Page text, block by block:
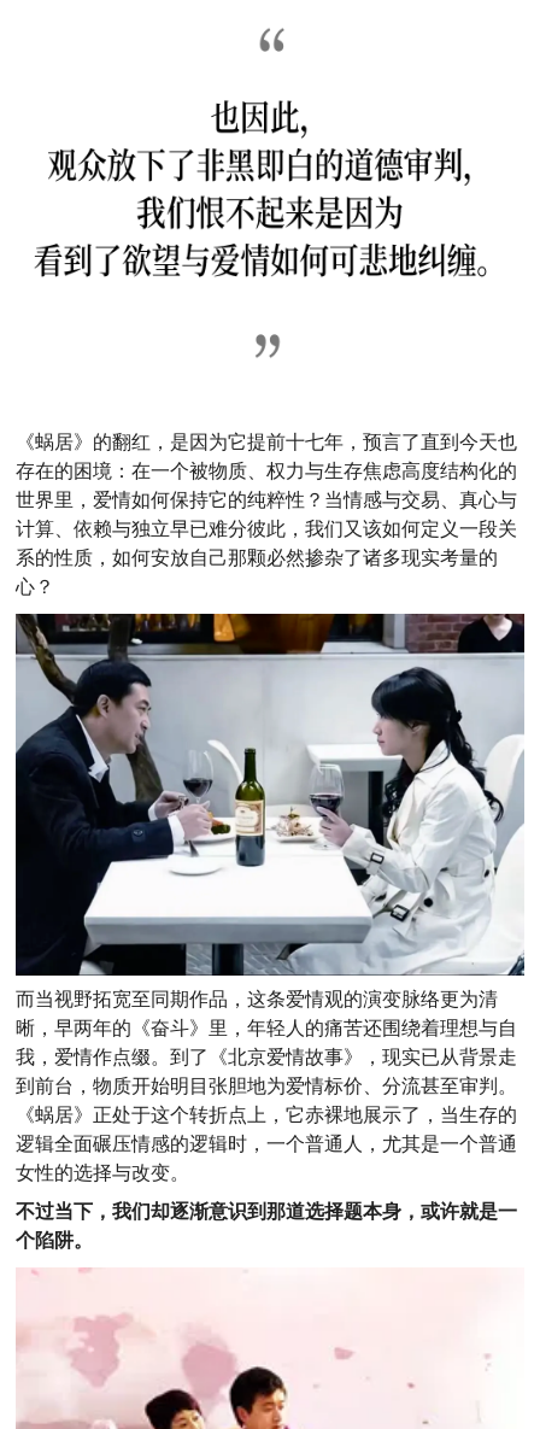
《蜗居》的翻红，是因为它提前十七年，预言了直到今天也
存在的困境：在一个被物质、权力与生存焦虑高度结构化的
世界里，爱情如何保持它的纯粹性？当情感与交易、真心与
计算、依赖与独立早已难分彼此，我们又该如何定义一段关
系的性质，如何安放自己那颗必然掺杂了诸多现实考量的
心？
而当视野拓宽至同期作品，这条爱情观的演变脉络更为清
晰，早两年的《奋斗》里，年轻人的痛苦还围绕着理想与自
我，爱情作点缀。到了《北京爱情故事》，现实已从背景走
到前台，物质开始明目张胆地为爱情标价、分流甚至审判。
《蜗居》正处于这个转折点上，它赤裸地展示了，当生存的
逻辑全面碾压情感的逻辑时，一个普通人，尤其是一个普通
女性的选择与改变。
不过当下，我们却逐渐意识到那道选择题本身，或许就是一
个陷阱。